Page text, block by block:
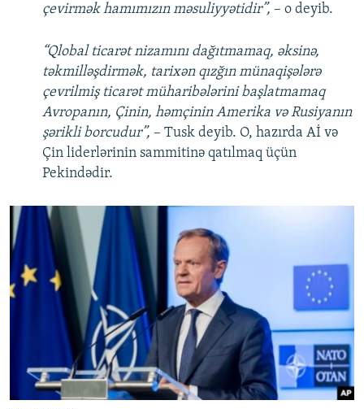
çevirmək hamımızın məsuliyyətidir”, – o deyib.
“Qlobal ticarət nizamını dağıtmamaq, əksinə,
təkmilləşdirmək, tarixən qızğın münaqişələrə
çevrilmiş ticarət müharibələrini başlatmamaq
Avropanın, Çinin, həmçinin Amerika və Rusiyanın
şərikli borcudur”, – Tusk deyib. O, hazırda Aİ və
Çin liderlərinin sammitinə qatılmaq üçün
Pekindədir.